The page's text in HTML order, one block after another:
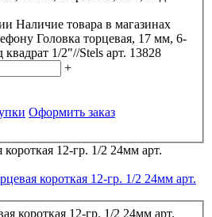
Наличие товара в магазинах
Головка торцевая, 17 мм, 6-
квадрат 1/2"//Stels арт. 13828
+
Оформить заказ
короткая 12-гр. 1/2 24мм арт.